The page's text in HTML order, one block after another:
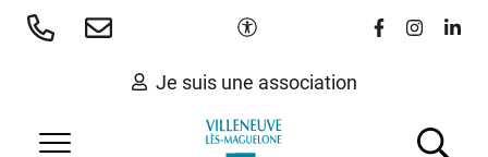
Aller
Paramètres d'accessibilité
Lien vers le
Lien vers
Lien
Je suis une association